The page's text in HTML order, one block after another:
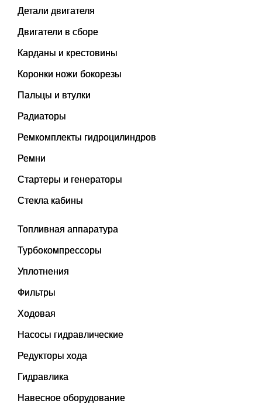
Детали двигателя
Двигатели в сборе
Карданы и крестовины
Коронки ножи бокорезы
Пальцы и втулки
Радиаторы
Ремкомплекты гидроцилиндров
Ремни
Стартеры и генераторы
Стекла кабины
Топливная аппаратура
Турбокомпрессоры
Уплотнения
Фильтры
Ходовая
Насосы гидравлические
Редукторы хода
Гидравлика
Навесное оборудование